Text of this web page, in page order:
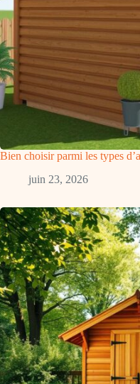
Bien choisir parmi les types
juin 23, 2026